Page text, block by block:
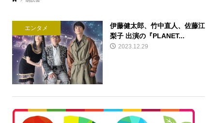
エンタメ
伊藤健太郎、竹中直人、佐藤江
梨子 出演の『PLANET...
2023.12.29